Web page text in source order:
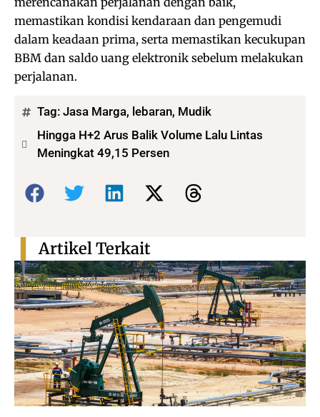
memastikan kondisi kendaraan dan pengemudi
dalam keadaan prima, serta memastikan kecukupan
BBM dan saldo uang elektronik sebelum melakukan
perjalanan.
Tag: Jasa Marga, lebaran, Mudik
Hingga H+2 Arus Balik Volume Lalu Lintas
Meningkat 49,15 Persen
Bagikan:
Artikel Terkait